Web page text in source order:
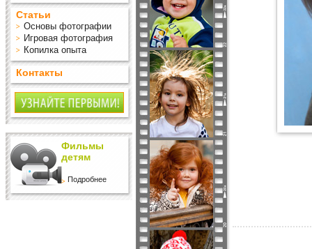
Статьи
Основы фотографии
Игровая фотография
Копилка опыта
Контакты
Фильмы
детям
Подробнее